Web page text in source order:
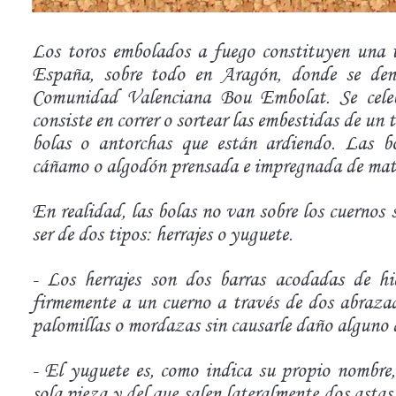
Los toros embolados a fuego constituyen una
España, sobre todo en Aragón, donde se
Comunidad Valenciana Bou Embolat. Se
consiste en correr o sortear las embestidas de
bolas o antorchas que están ardiendo. Las
cáñamo o algodón prensada e impregnada de
En realidad, las bolas no van sobre los cuernos
ser de dos tipos: herrajes o yuguete.
- Los herrajesson dos barras acodadas de
firmemente a un cuerno a través de dos
palomillas o mordazas sin causarle daño
- El yuguetees, como indica su propio